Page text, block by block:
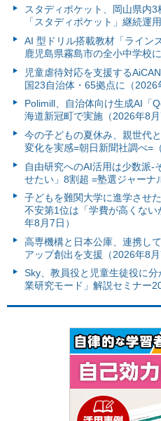
スタディポケット、岡山県内
「スタディポケット」継続運
AI 型ドリル搭載教材「ライン
鹿児島県霧島市の全小中学校
児童虐待対応を支援する
国23自治体・65拠点に（2026
Polimill、自治体向け生成AI「
海道新冠町で実施（2026年8月
今の子どもの夏休み、親世代
変化を実感=朝日新聞社調べ=
自由研究へのAI活用は少数派-
せたい」8割超 =塾選ジャーナ
子どもを難関大学に進学させ
不安第1位は「学費が高くな
年8月7日）
高専機構と日本公庫、連携し
アップ創出を支援（2026年8月
Sky、教員役と児童生徒役に
業研究モード」解説セミナー